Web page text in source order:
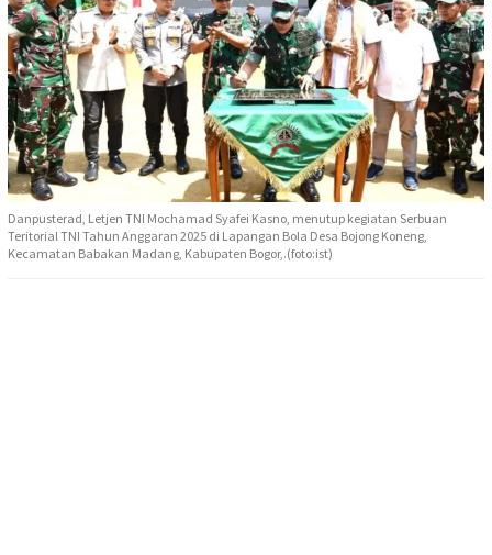
Danpusterad, Letjen TNI Mochamad Syafei Kasno, menutup kegiatan Serbuan
Teritorial TNI Tahun Anggaran 2025 di Lapangan Bola Desa Bojong Koneng,
Kecamatan Babakan Madang, Kabupaten Bogor,.(foto:ist)